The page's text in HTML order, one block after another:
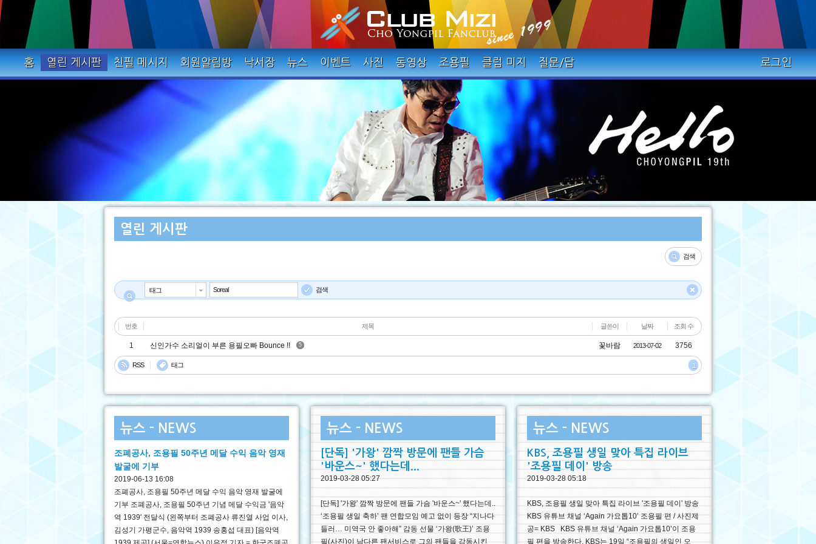
홈 열린 게시판 친필 메시지 회원알림방 낙서장 뉴스 이벤트 사진 동영상 조용필 클럽 미지 질문/답 로그인
열린 게시판
검색
제목
내용
댓글
이름
아이디
태그 검색
번호 제목 글쓴이 날짜 조회 수
1 신인가수 소리얼이 부른 용필오빠 Bounce !! 5 꽃바람 2013-07-02 3756
RSS 태그 1
뉴스 - NEWS
조폐공사, 조용필 50주년 메달 수익 음악 영재
발굴에 기부
2019-06-13 16:08
조폐공사, 조용필 50주년 메달 수익 음악 영재 발굴에
기부 조폐공사, 조용필 50주년 기념 메달 수익금 '음악
역 1939' 전달식 (왼쪽부터 조폐공사 류진열 사업 이사,
김성기 가평군수, 음악역 1939 송홍섭 대표) [음악역
뉴스 - NEWS
[단독] '가왕' 깜짝 방문에 팬들 가슴
'바운스~' 했다는데...
2019-03-28 05:27
[단독] '가왕' 깜짝 방문에 팬들 가슴 '바운스~' 했다는데..
‘조용필 생일 축하’ 팬 연합모임 예고 없이 등장 “지나다
들러… 미역국 안 좋아해” 감동 선물 ‘가왕(歌王)’ 조용
필(사진)이 남다른 팬서비스로 그의 팬들을 감동시킨
뉴스 - NEWS
KBS, 조용필 생일 맞아 특집 라이브
'조용필 데이' 방송
2019-03-28 05:18
KBS, 조용필 생일 맞아 특집 라이브 '조용필 데이' 방송
KBS 유튜브 채널 ‘Again 가요톱10’ 조용필 편 / 사진제
공= KBS KBS 유튜브 채널 ‘Again 가요톱10’이 조용
필 편을 방송한다. KBS는 19일 “조용필의 생일인 오